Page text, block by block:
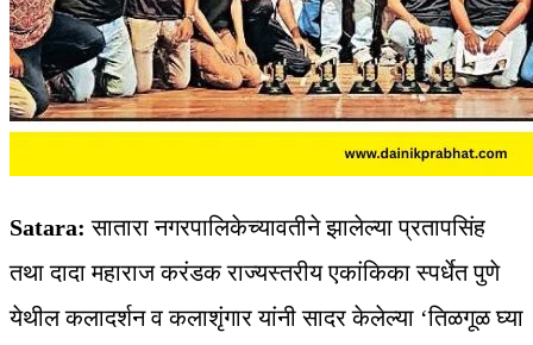
Satara: सातारा नगरपालिकेच्यावतीने झालेल्या प्रतापसिंह
तथा दादा महाराज करंडक राज्यस्तरीय एकांकिका स्पर्धेत पुणे
येथील कलादर्शन व कलाशृंगार यांनी सादर केलेल्या ‘तिळगूळ घ्या